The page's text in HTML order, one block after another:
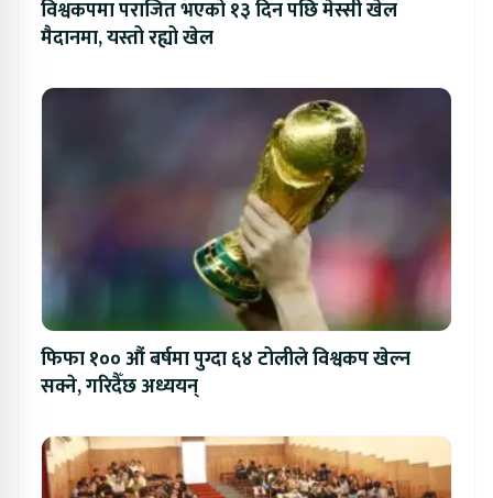
विश्वकपमा पराजित भएको १३ दिन पछि मेस्सी खेल
मैदानमा, यस्तो रह्यो खेल
फिफा १०० औं बर्षमा पुग्दा ६४ टोलीले विश्वकप खेल्न
सक्ने, गरिदैँछ अध्ययन्